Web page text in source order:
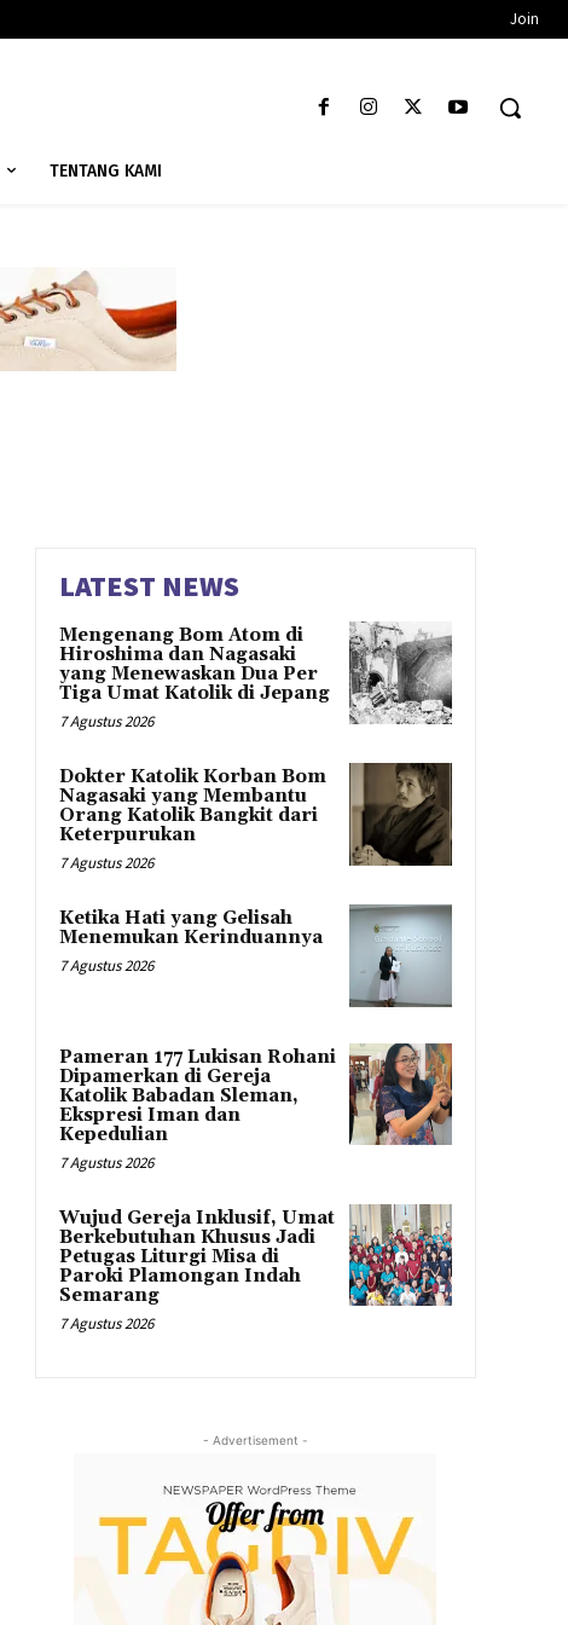
Join
TENTANG KAMI
LATEST NEWS
Mengenang Bom Atom di
Hiroshima dan Nagasaki
yang Menewaskan Dua Per
Tiga Umat Katolik di Jepang
7 Agustus 2026
Dokter Katolik Korban Bom
Nagasaki yang Membantu
Orang Katolik Bangkit dari
Keterpurukan
7 Agustus 2026
Ketika Hati yang Gelisah
Menemukan Kerinduannya
7 Agustus 2026
Pameran 177 Lukisan Rohani
Dipamerkan di Gereja
Katolik Babadan Sleman,
Ekspresi Iman dan
Kepedulian
7 Agustus 2026
Wujud Gereja Inklusif, Umat
Berkebutuhan Khusus Jadi
Petugas Liturgi Misa di
Paroki Plamongan Indah
Semarang
7 Agustus 2026
- Advertisement -